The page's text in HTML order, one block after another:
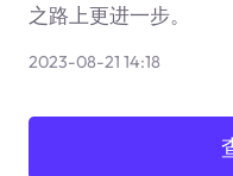
之路上更进一步。
2023-08-21 14:18